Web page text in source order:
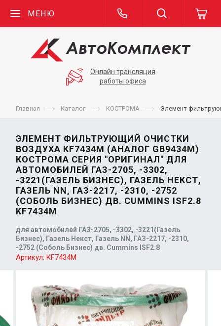
МЕНЮ
Онлайн трансляция
работы офиса
Главная Каталог КОСТРОМА Элемент
ЭЛЕМЕНТ ФИЛЬТРУЮЩИЙ ОЧИСТКИ
ВОЗДУХА KF7434М (АНАЛОГ GB9434M)
КОСТРОМА СЕРИЯ "ОРИГИНАЛ" ДЛЯ
АВТОМОБИЛЕЙ ГАЗ-2705, -3302,
-3221(ГАЗЕЛЬ БИЗНЕС), ГАЗЕЛЬ НЕКСТ,
ГАЗЕЛЬ NN, ГАЗ-2217, -2310, -2752
(СОБОЛЬ БИЗНЕС) ДВ. CUMMINS ISF2.8
KF7434М
для автомобилей ГАЗ-2705, -3302, -3221(Газель
Бизнес), Газель Некст, Газель NN, ГАЗ-2217, -2310,
-2752 (Соболь Бизнес) дв. Cummins ISF2.8
Артикул: KF7434М